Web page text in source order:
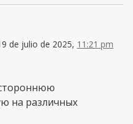
de julio de 2025, 11:21 pm
на различных